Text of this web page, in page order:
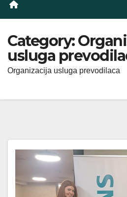
Category:
usluga
Organizacija usluga prevodilaca